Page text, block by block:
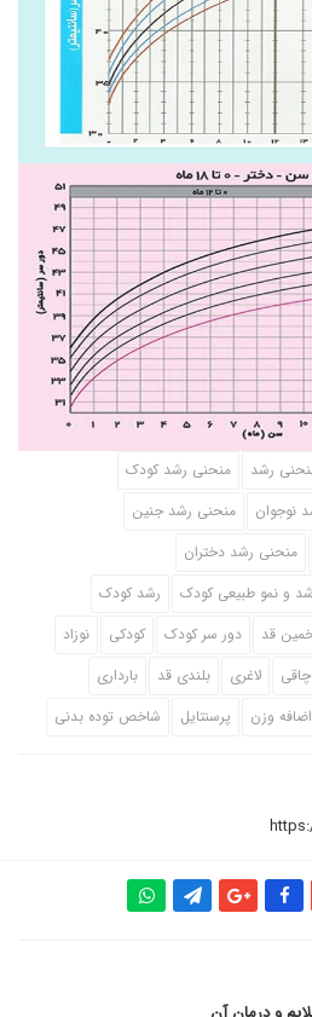
رشد
منحنی رشد کودک
نوجوان
منحنی رشد جنین
منحنی رشد دختران
و نمو طبیعی کودک
رشد کودک
قد دور سر کودک کودکی
نوزاد
چاقی لاغری بلندی قد
بارداری
وزن پرسنتایل شاخص توده بدنی